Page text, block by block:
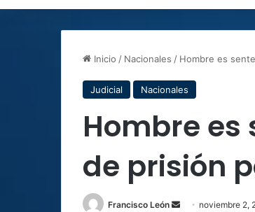
Inicio / Nacionales / Hombre es
Judicial Nacionales
Hombre es
de prisión
Francisco León
Send noviembre 2,